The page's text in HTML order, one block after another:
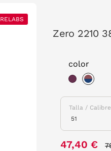
RELABS
Zero 2210
color
Talla / Calibre
47,40 €